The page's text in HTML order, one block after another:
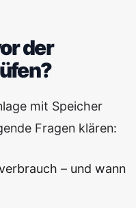
der
mit Speicher
Fragen klären:
– und wann